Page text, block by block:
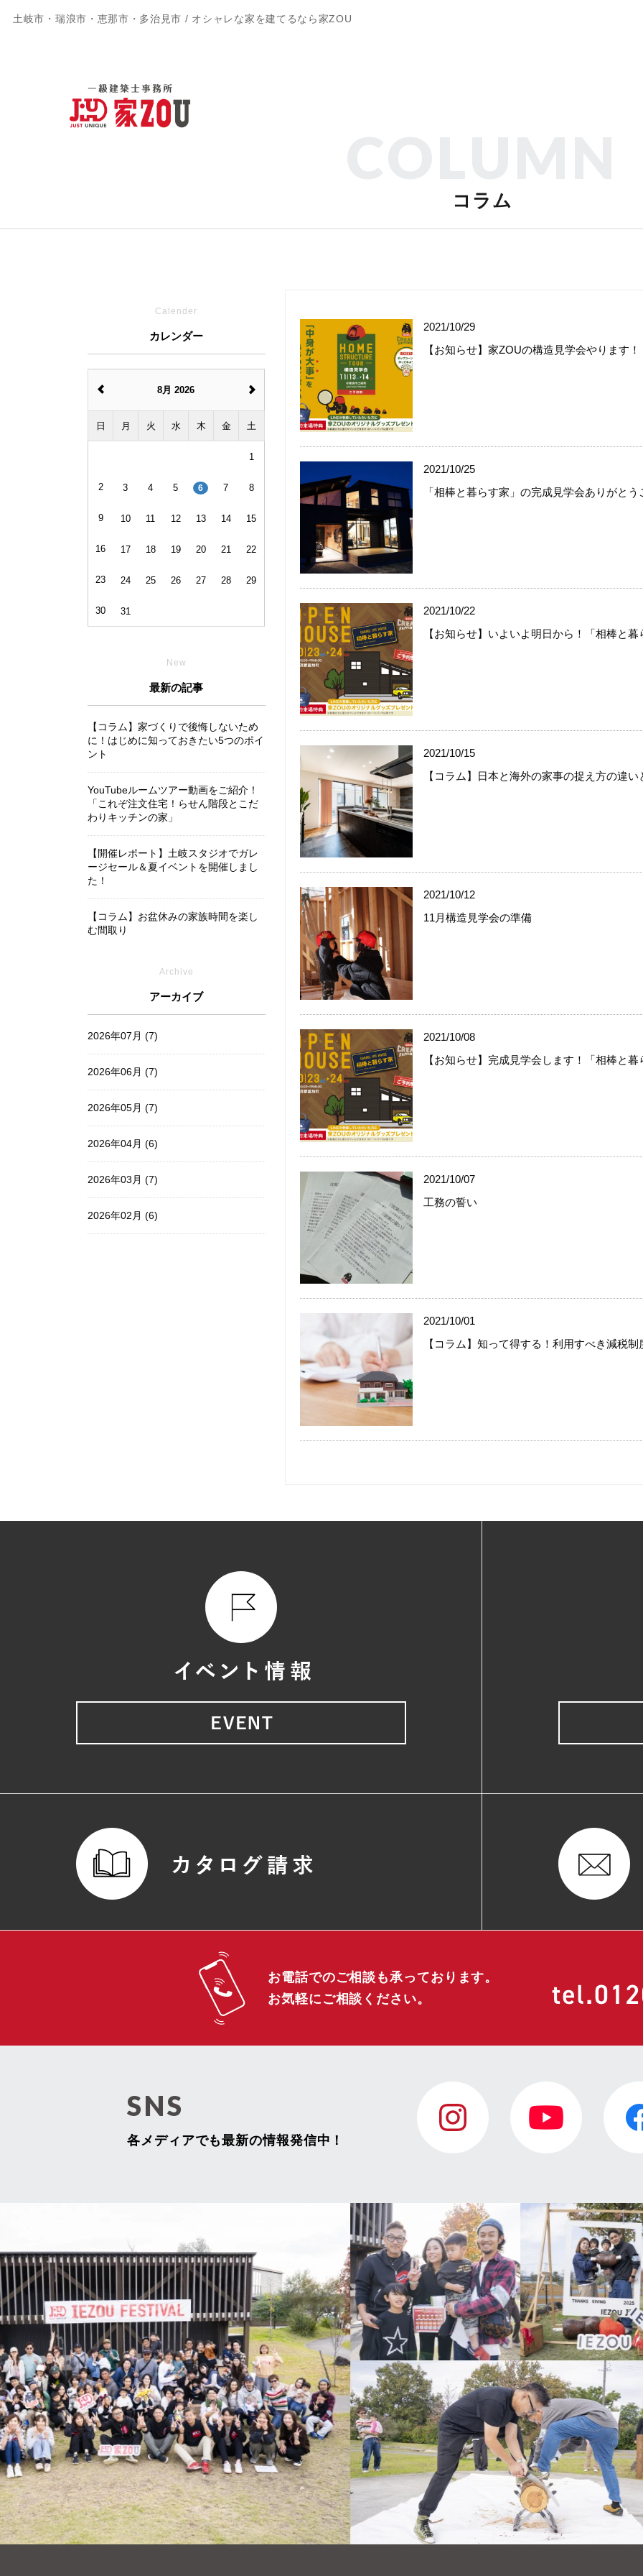
土岐市・瑞浪市・恵那市・多治見市 / オシャレな家を建てるなら家ZOU
コラム
2021/10/29
【お知らせ】家ZOUの構造見学会やります！
2021/10/25
「相棒と暮らす家」の完成見学会ありがと
2021/10/22
【お知らせ】いよいよ明日から！「相棒と暮
2021/10/15
【コラム】日本と海外の家事の捉え方の違い
2021/10/12
11月構造見学会の準備
2021/10/08
【お知らせ】完成見学会します！「相棒と暮
2021/10/07
工務の誓い
2021/10/01
【コラム】知って得する！利用すべき減税制
Calender
カレンダー
8月 2026
日 月 火 水 木 金 土
1
2 3 4 5 6 7 8
9 10 11 12 13 14 15
16 17 18 19 20 21 22
23 24 25 26 27 28 29
30 31
New
最新の記事
【コラム】家づくりで後悔しないため
に！はじめに知っておきたい5つのポイ
ント
YouTubeルームツアー動画をご紹介！
「これぞ注文住宅！らせん階段とこだ
わりキッチンの家」
【開催レポート】土岐スタジオでガレ
ージセール＆夏イベントを開催しまし
た！
【コラム】お盆休みの家族時間を楽し
む間取り
Archive
アーカイブ
2026年07月 (7)
2026年06月 (7)
2026年05月 (7)
2026年04月 (6)
2026年03月 (7)
2026年02月 (6)
2024年09月 (6)
2024年08月 (6)
2024年07月 (4)
2024年06月 (4)
2024年01月 (5)
2023年12月 (5)
2023年09月 (6)
2023年08月 (6)
2023年07月 (7)
2023年06月 (7)
2023年05月 (6)
2023年04月 (5)
2023年03月 (5)
2023年02月 (7)
2023年01月 (8)
お電話でのご相談も承っております。
お気軽にご相談ください。
SNS
各メディアでも最新の情報発信中！